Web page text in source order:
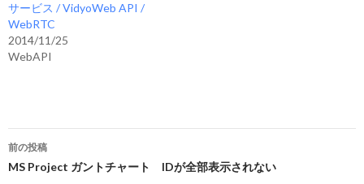
サービス / VidyoWeb API /
WebRTC
2014/11/25
WebAPI
投
稿
前の投稿
MS Project ガントチャート IDが全部表示されない